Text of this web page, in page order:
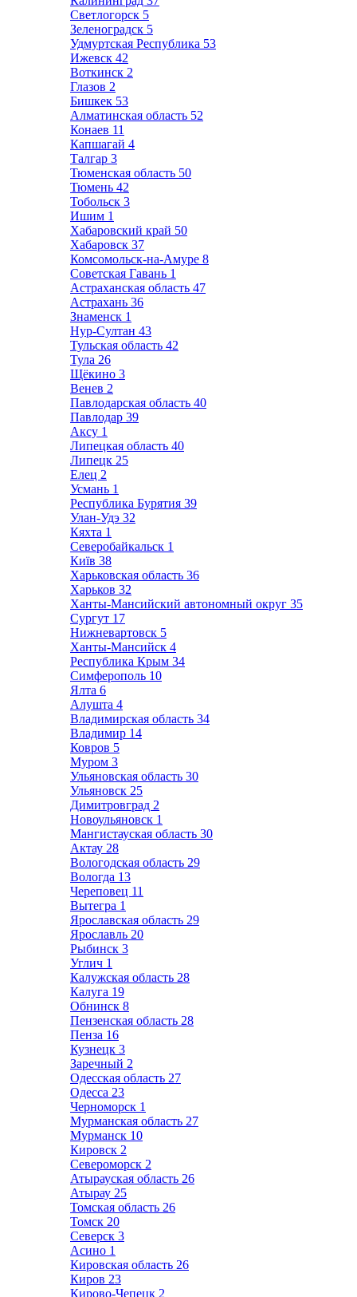
Светлогорск 5
Зеленоградск 5
Удмуртская Республика 53
Ижевск 42
Воткинск 2
Глазов 2
Бишкек 53
Алматинская область 52
Конаев 11
Капшагай 4
Талгар 3
Тюменская область 50
Тюмень 42
Тобольск 3
Ишим 1
Хабаровский край 50
Хабаровск 37
Комсомольск-на-Амуре 8
Советская Гавань 1
Астраханская область 47
Астрахань 36
Знаменск 1
Нур-Султан 43
Тульская область 42
Тула 26
Щёкино 3
Венев 2
Павлодарская область 40
Павлодар 39
Аксу 1
Липецкая область 40
Липецк 25
Елец 2
Усмань 1
Республика Бурятия 39
Улан-Удэ 32
Кяхта 1
Северобайкальск 1
Київ 38
Харьковская область 36
Харьков 32
Ханты-Мансийский автономный округ 35
Сургут 17
Нижневартовск 5
Ханты-Мансийск 4
Республика Крым 34
Симферополь 10
Ялта 6
Алушта 4
Владимирская область 34
Владимир 14
Ковров 5
Муром 3
Ульяновская область 30
Ульяновск 25
Димитровград 2
Новоульяновск 1
Мангистауская область 30
Актау 28
Вологодская область 29
Вологда 13
Череповец 11
Вытегра 1
Ярославская область 29
Ярославль 20
Рыбинск 3
Углич 1
Калужская область 28
Калуга 19
Обнинск 8
Пензенская область 28
Пенза 16
Кузнецк 3
Заречный 2
Одесская область 27
Одесса 23
Черноморск 1
Мурманская область 27
Мурманск 10
Кировск 2
Североморск 2
Атырауская область 26
Атырау 25
Томская область 26
Томск 20
Северск 3
Асино 1
Кировская область 26
Киров 23
Кирово-Чепецк 2